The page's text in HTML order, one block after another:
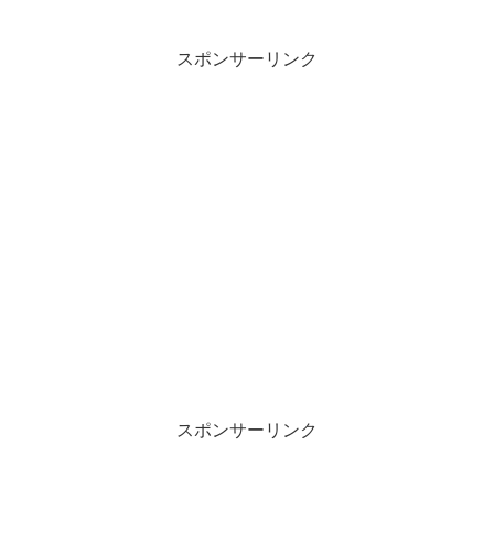
スポンサーリンク
スポンサーリンク